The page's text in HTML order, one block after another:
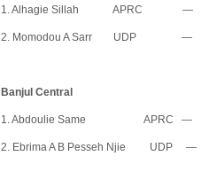
1. Alhagie Sillah APRC —
2. Momodou A Sarr UDP —
Banjul Central
1. Abdoulie Same APRC —
2. Ebrima A B Pesseh Njie UDP